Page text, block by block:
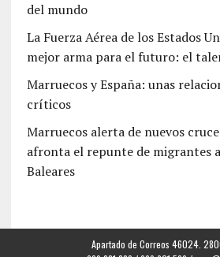
del mundo
La Fuerza Aérea de los Estados
mejor arma para el futuro: el
Marruecos y España: unas
críticos
Marruecos alerta de nuevos
afronta el repunte de migrantes
Baleares
Apartado de Correos 46024.